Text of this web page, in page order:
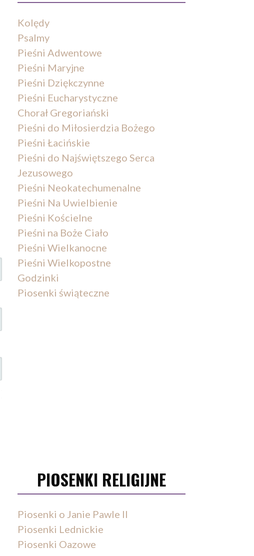
Kolędy
Psalmy
Pieśni Adwentowe
Pieśni Maryjne
Pieśni Dziękczynne
Pieśni Eucharystyczne
Chorał Gregoriański
Pieśni do Miłosierdzia Bożego
Pieśni Łacińskie
Pieśni do Najświętszego Serca
Jezusowego
Pieśni Neokatechumenalne
Pieśni Na Uwielbienie
Pieśni Kościelne
Pieśni na Boże Ciało
Pieśni Wielkanocne
Pieśni Wielkopostne
Godzinki
Piosenki świąteczne
PIOSENKI RELIGIJNE
Piosenki o Janie Pawle II
Piosenki Lednickie
Piosenki Oazowe